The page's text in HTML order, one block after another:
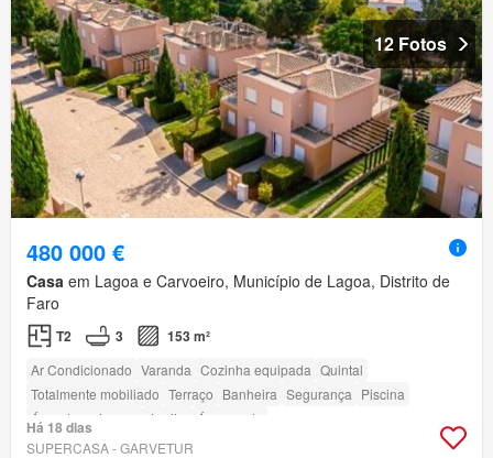
12 Fotos
480 000 €
Casa em Lagoa e Carvoeiro, Município de Lagoa, Distrito de
Faro
T2 3 153 m²
Ar Condicionado Varanda Cozinha equipada Quintal
Totalmente mobiliado Terraço Banheira Segurança Piscina
Área das crianças
Jardim Área verde
Há 18 dias
SUPERCASA - GARVETUR